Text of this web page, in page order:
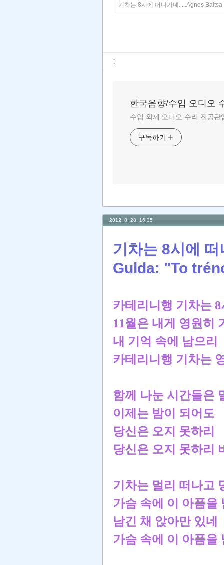
기차는 8시에 떠나가네.....Agnes
:
한국음향/수입 오디오
수입 외제 오디오 수리 진공
구독하기
2012. 8. 28. 16:35
기차는 8시에
Gulda: "To
카테리니행 기차는
11월은 내게 영원히
내 기억 속에 남으리
카테리니행 기차는
함께 나눈 시간들은
이제는 밤이 되어도
당신은 오지 못하리
당신은 오지 못하리
기차는 멀리 떠나고
가슴 속에 이 아픔을
남긴 채 앉아만 있네
가슴 속에 이 아픔을